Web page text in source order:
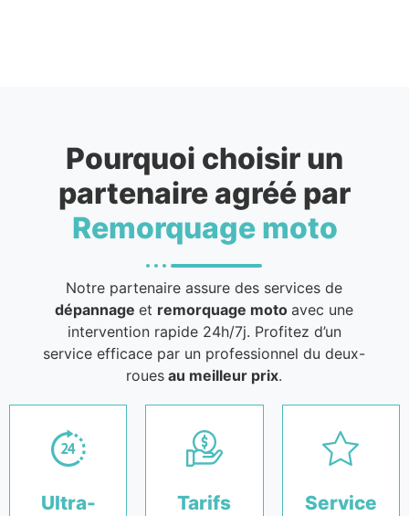
Pourquoi choisir un
partenaire agréé par
Remorquage moto
Notre partenaire assure des services de
dépannageet remorquage motoavec une
intervention rapide 24h/7j. Profitez d’un
service efficace par un professionnel du deux-
roues au meilleur prix.
Ultra-
Tarifs
Service